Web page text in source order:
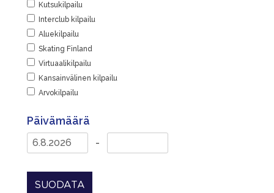
Kutsukilpailu
Interclub kilpailu
Aluekilpailu
Skating Finland
Virtuaalikilpailu
Kansainvälinen kilpailu
Arvokilpailu
Päivämäärä
-
SUODATA